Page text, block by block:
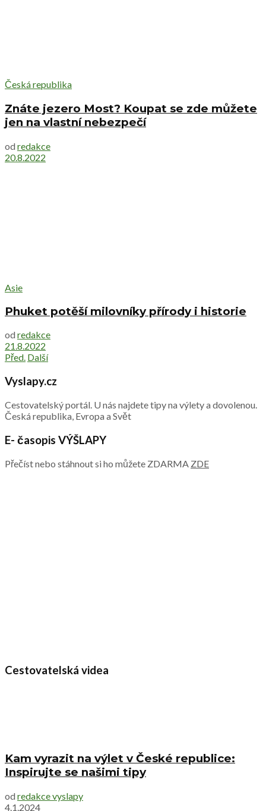
Česká republika
Znáte jezero Most? Koupat se zde můžete
jen na vlastní nebezpečí
od redakce
20.8.2022
Asie
Phuket potěší milovníky přírody i historie
od redakce
21.8.2022
Před. Další
Vyslapy.cz
Cestovatelský portál. U nás najdete tipy na výlety a dovolenou.
Česká republika, Evropa a Svět
E- časopis VÝŠLAPY
Přečíst nebo stáhnout si ho můžete ZDARMA ZDE
Cestovatelská videa
Kam vyrazit na výlet v České republice:
Inspirujte se našimi tipy
od redakce vyslapy
4.1.2024